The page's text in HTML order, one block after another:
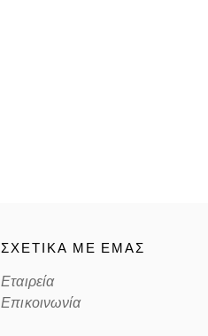
ΣΧΕΤΙΚΑ ΜΕ ΕΜΑΣ
Εταιρεία
Επικοινωνία